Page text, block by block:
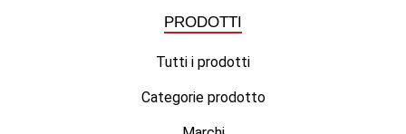
PRODOTTI
Tutti i prodotti
Categorie prodotto